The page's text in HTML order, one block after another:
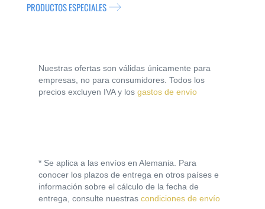
PRODUCTOS ESPECIALES
Nuestras ofertas son válidas únicamente para
empresas, no para consumidores. Todos los
precios excluyen IVA y los gastos de envío
* Se aplica a las envíos en Alemania. Para
conocer los plazos de entrega en otros países e
información sobre el cálculo de la fecha de
entrega, consulte nuestras condiciones de envío